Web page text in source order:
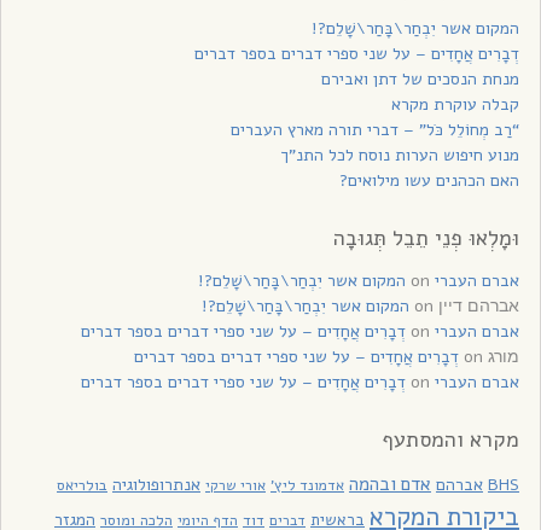
המקום אשר יִבְחַר\בָּחַר\שָׁלֵם?!
דְבָרִים אֲחָדִים – על שני ספרי דברים בספר דברים
מנחת הנסכים של דתן ואבירם
קבלה עוקרת מקרא
“רַב מְחוֹלֵל כֹּל” – דברי תורה מארץ העברים
מנוע חיפוש הערות נוסח לכל התנ”ך
האם הכהנים עשו מילואים?
וּמָלְאוּ פְנֵי תֵבֵל תְּגוּבָה
אברם העברי המקום אשר יִבְחַר\בָּחַר\שָׁלֵם?!
אברהם דיין
המקום אשר יִבְחַר\בָּחַר\שָׁלֵם?!
אברם העברי
דְבָרִים אֲחָדִים – על שני ספרי דברים בספר דברים
מורג
דְבָרִים אֲחָדִים – על שני ספרי דברים בספר דברים
אברם העברי
דְבָרִים אֲחָדִים – על שני ספרי דברים בספר דברים
מקרא והמסתעף
BHS אברהם אדם ובהמה אדמונד ליץ' אורי שרקי אנתרופולוגיה בולריאס
ביקורת המקרא בראשית דברים דוד הדף היומי הלכה ומוסר המגזר